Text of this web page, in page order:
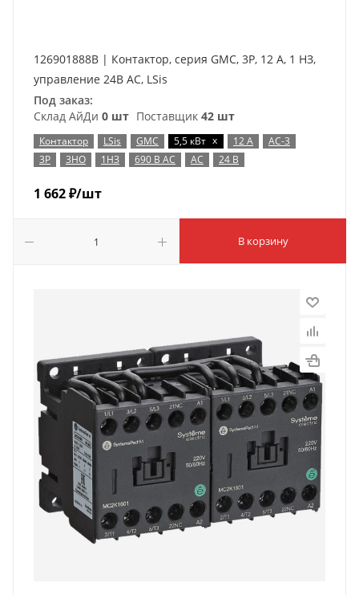
126901888B | Контактор, серия GMC, 3P, 12 А, 1 НЗ,
управление 24В AC, LSis
Под заказ:
Склад АйДи 0 шт Поставщик 42 шт
Контактор LSis GMC 5,5 кВт x 12 А
AC-3
3P
3НО 1НЗ 690 В AC AC 24 В
1 662₽/шт
В корзину